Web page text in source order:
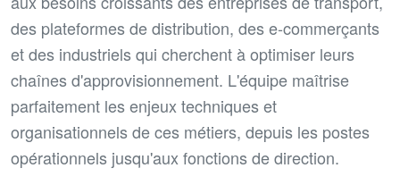
des plateformes de distribution, des e-commerçants
et des industriels qui cherchent à optimiser leurs
chaînes d'approvisionnement. L'équipe maîtrise
parfaitement les enjeux techniques et
organisationnels de ces métiers, depuis les postes
opérationnels jusqu'aux fonctions de direction.